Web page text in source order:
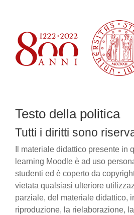
Testo della politica
Tutti i diritti sono
Il materiale didattico presente in
learning Moodle è ad uso
studenti ed è coperto da
vietata qualsiasi ulteriore
parziale, del materiale didattico,
riproduzione, la rielaborazione,